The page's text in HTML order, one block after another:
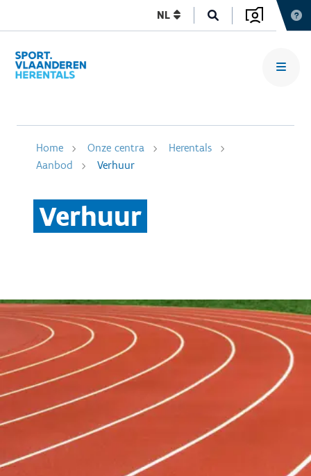
NL
Home Onze centra
Herentals
Aanbod
Verhuur
Verhuur